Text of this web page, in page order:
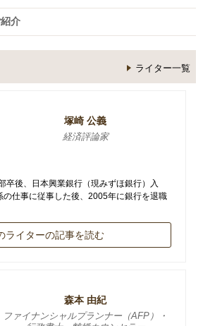
介
ライター一覧
塚崎 公義
経済評論家
卒後、日本興業銀行（現みずほ銀行）入
の仕事に従事した後、2005年に銀行を退職
ライターの記事を読む
森本 由紀
ファイナンシャルプランナー（AFP）・